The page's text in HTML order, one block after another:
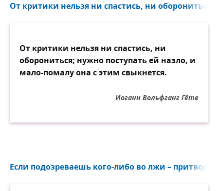
От критики нельзя ни спастись, ни оборониться...
От критики нельзя ни спастись, ни
оборониться; нужно поступать ей назло, и
мало-помалу она с этим свыкнется.
Иоганн Вольфганг Гёте
Если подозреваешь кого-либо во лжи –